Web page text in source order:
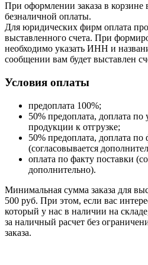
При оформлении заказа в
безналичной оплаты.
Для юридических фирм оплата
выставленного счета. При
необходимо указать ИНН и
сообщении вам будет выставлен
Условия оплаты
предоплата 100%;
50% предоплата, доплата
продукции к отгрузке;
50% предоплата, доплата по
(согласовывается
оплата по факту поставки
дополнительно).
Минимальная сумма заказа для
500 руб. При этом, если вас
который у нас в наличии на
за наличный расчет без
заказа.